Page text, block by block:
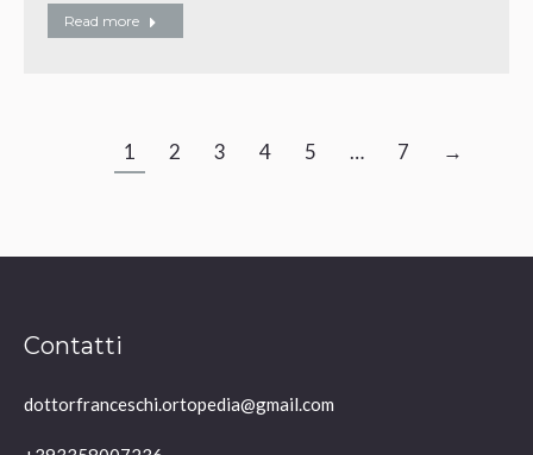
Read more
1 2 3 4 5 … 7 →
Contatti
dottorfranceschi.ortopedia@gmail.com